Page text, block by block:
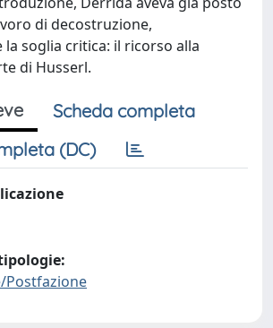
di decostruzione,
soglia critica: il ricorso alla
di Husserl.
Scheda completa
(DC)
Postfazione